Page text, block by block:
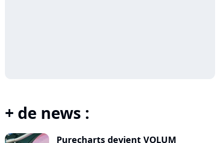
+ de news :
Purecharts devient VOLUM